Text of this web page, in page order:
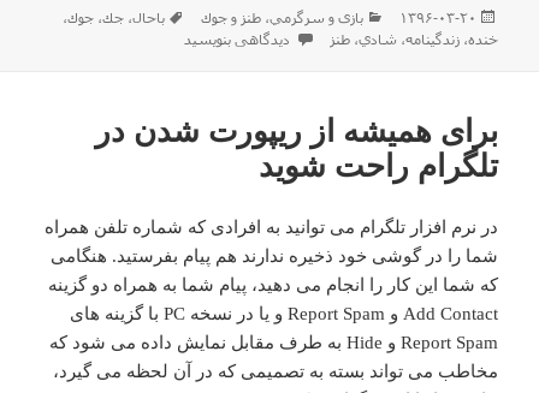
ارسال
شده
۱۳۹۶-۰۳-۲۰ دسته‌ها
بازی و سرگرمي،طنز و جوك برچسب‌ها
باحال،جك،جوك،
خنده،زندگينامه، شادي،طنز برای زندگینامه محمد زارعی اهل قشم
دیدگاهی بنویسید
برای همیشه از ریپورت شدن در
تلگرام راحت شوید
در نرم افزار تلگرام می توانید به افرادی که شماره تلفن همراه
شما را در گوشی خود ذخیره ندارند هم پیام بفرستید. هنگامی
که شما این کار را انجام می دهید، پیام شما به همراه دو گزینه
Add Contact و Report Spam و یا در نسخه PC با گزینه های
Report Spam و Hide به طرف مقابل نمایش داده می شود که
مخاطب می تواند بسته به تصمیمی که در آن لحظه می گیرد،